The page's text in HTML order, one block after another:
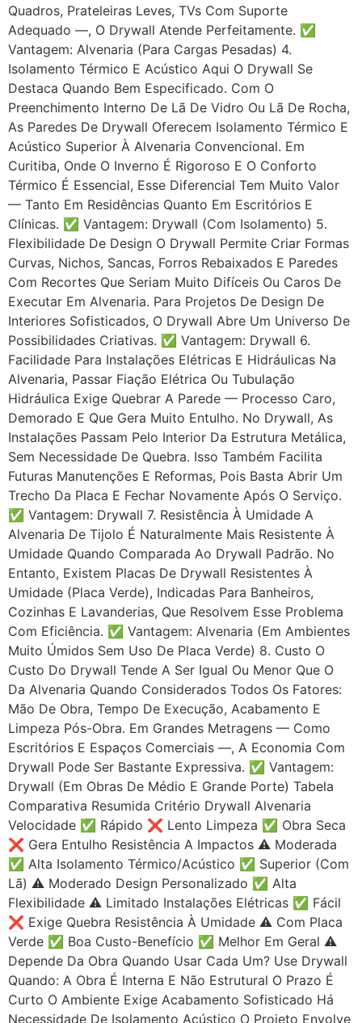
Quadros, Prateleiras Leves, TVs Com Suporte
Adequado —, O Drywall Atende Perfeitamente. ✅
Vantagem: Alvenaria (para Cargas Pesadas) 4.
Isolamento Térmico E Acústico Aqui O Drywall Se
Destaca Quando Bem Especificado. Com O
Preenchimento Interno De Lã De Vidro Ou Lã De Rocha,
As Paredes De Drywall Oferecem Isolamento Térmico E
Acústico Superior À Alvenaria Convencional. Em
Curitiba, Onde O Inverno É Rigoroso E O Conforto
Térmico É Essencial, Esse Diferencial Tem Muito Valor
— Tanto Em Residências Quanto Em Escritórios E
Clínicas. ✅ Vantagem: Drywall (com Isolamento) 5.
Flexibilidade De Design O Drywall Permite Criar Formas
Curvas, Nichos, Sancas, Forros Rebaixados E Paredes
Com Recortes Que Seriam Muito Difíceis Ou Caros De
Executar Em Alvenaria. Para Projetos De Design De
Interiores Sofisticados, O Drywall Abre Um Universo De
Possibilidades Criativas. ✅ Vantagem: Drywall 6.
Facilidade Para Instalações Elétricas E Hidráulicas Na
Alvenaria, Passar Fiação Elétrica Ou Tubulação
Hidráulica Exige Quebrar A Parede — Processo Caro,
Demorado E Que Gera Muito Entulho. No Drywall, As
Instalações Passam Pelo Interior Da Estrutura Metálica,
Sem Necessidade De Quebra. Isso Também Facilita
Futuras Manutenções E Reformas, Pois Basta Abrir Um
Trecho Da Placa E Fechar Novamente Após O Serviço.
✅ Vantagem: Drywall 7. Resistência À Umidade A
Alvenaria De Tijolo É Naturalmente Mais Resistente À
Umidade Quando Comparada Ao Drywall Padrão. No
Entanto, Existem Placas De Drywall Resistentes À
Umidade (placa Verde), Indicadas Para Banheiros,
Cozinhas E Lavanderias, Que Resolvem Esse Problema
Com Eficiência. ✅ Vantagem: Alvenaria (em Ambientes
Muito Úmidos Sem Uso De Placa Verde) 8. Custo O
Custo Do Drywall Tende A Ser Igual Ou Menor Que O
Da Alvenaria Quando Considerados Todos Os Fatores:
Mão De Obra, Tempo De Execução, Acabamento E
Limpeza Pós-Obra. Em Grandes Metragens — Como
Escritórios E Espaços Comerciais —, A Economia Com
Drywall Pode Ser Bastante Expressiva. ✅ Vantagem:
Drywall (em Obras De Médio E Grande Porte) Tabela
Comparativa Resumida Critério Drywall Alvenaria
Velocidade ✅ Rápido ❌ Lento Limpeza ✅ Obra Seca
❌ Gera Entulho Resistência A Impactos ⚠️ Moderada
✅ Alta Isolamento Térmico/acústico ✅ Superior (com
Lã) ⚠️ Moderado Design Personalizado ✅ Alta
Flexibilidade ⚠️ Limitado Instalações Elétricas ✅ Fácil
❌ Exige Quebra Resistência À Umidade ⚠️ Com Placa
Verde ✅ Boa Custo-Benefício ✅ Melhor Em Geral ⚠️
Depende Da Obra Quando Usar Cada Um? Use Drywall
Quando: A Obra É Interna E Não Estrutural O Prazo É
Curto O Ambiente Exige Acabamento Sofisticado Há
Necessidade De Isolamento Acústico O Projeto Envolve